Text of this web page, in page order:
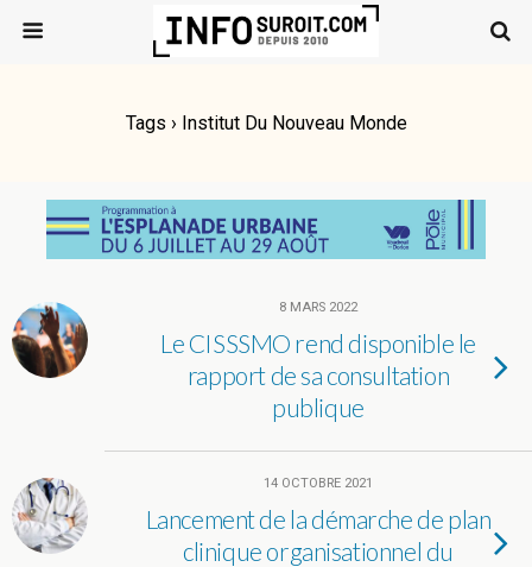
Tags › Institut Du Nouveau Monde
8 MARS 2022
Le CISSSMO rend disponible le
rapport de sa consultation
publique
14 OCTOBRE 2021
Lancement de la démarche de plan
clinique organisationnel du